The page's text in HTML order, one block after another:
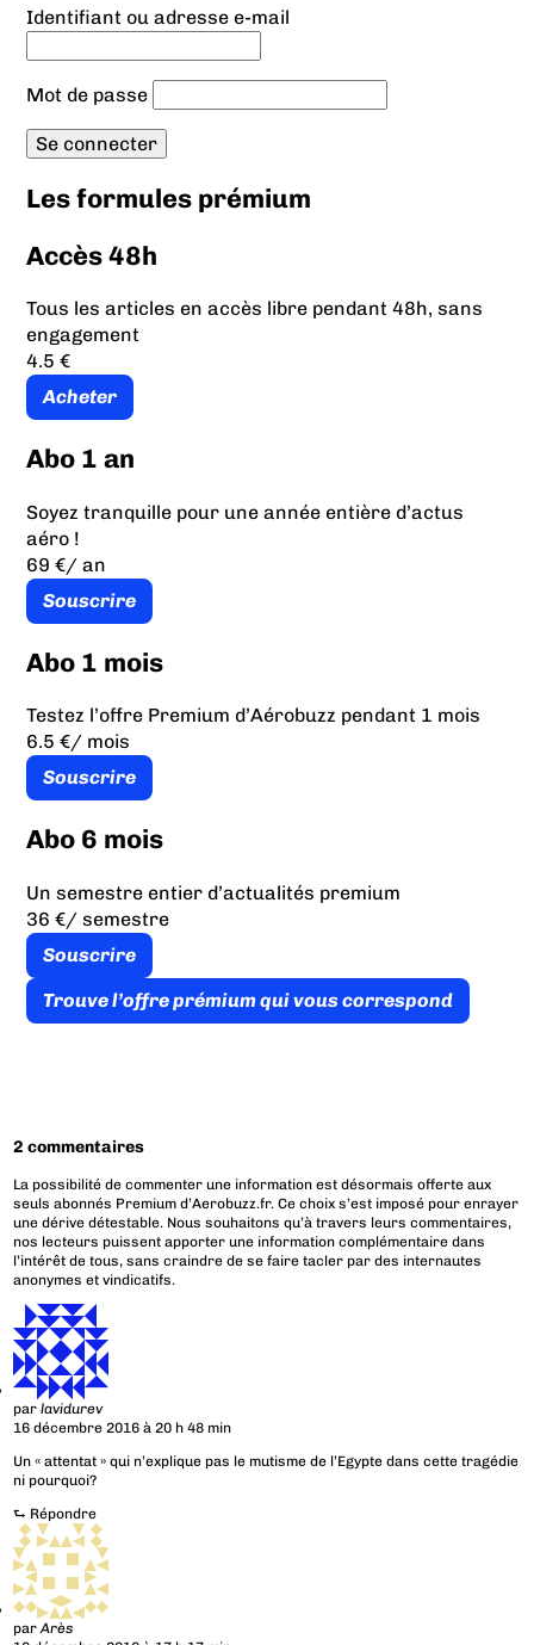
Identifiant ou adresse e-mail
Mot de passe
Les formules prémium
Accès 48h
Tous les articles en accès libre pendant 48h, sans
engagement
4.5 €
Acheter
Abo 1 an
Soyez tranquille pour une année entière d’actus
aéro !
69 €/ an
Souscrire
Abo 1 mois
Testez l’offre Premium d’Aérobuzz pendant 1 mois
6.5 €/ mois
Souscrire
Abo 6 mois
Un semestre entier d’actualités premium
36 €/ semestre
Souscrire
Trouve l’offre prémium qui vous correspond
2 commentaires
La possibilité de commenter une information est désormais offerte aux
seuls abonnés Premium d’Aerobuzz.fr. Ce choix s’est imposé pour enrayer
une dérive détestable. Nous souhaitons qu’à travers leurs commentaires,
nos lecteurs puissent apporter une information complémentaire dans
l’intérêt de tous, sans craindre de se faire tacler par des internautes
anonymes et vindicatifs.
parlavidurev
16 décembre 2016 à 20 h 48 min
Un « attentat » qui n’explique pas le mutisme de l’Egypte dans cette tragédie
ni pourquoi?
⮑ Répondre
parArès